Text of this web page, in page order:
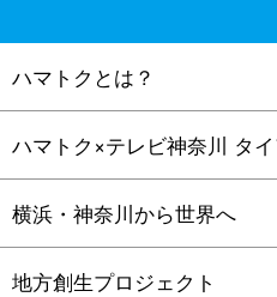
ハマトクとは？
ハマトク×テレビ神奈川 タ
横浜・神奈川から世界へ
地方創生プロジェクト